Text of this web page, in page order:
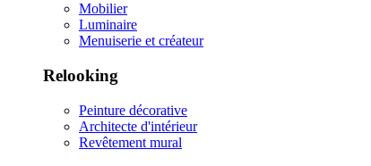
Mobilier
Luminaire
Menuiserie et créateur
Relooking
Peinture décorative
Architecte d'intérieur
Revêtement mural